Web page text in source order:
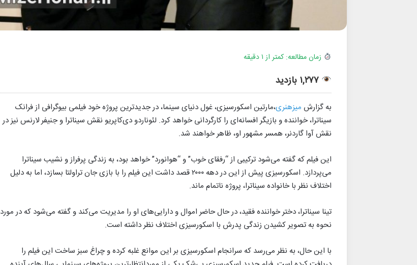
زمان مطالعه: کمتر از ۱ دقیقه
۱,۲۷۷ بازدید
به گزارش میزهنری،مارتین اسکورسیزی، غول دنیای سینما، در جدیدترین پروژه خود فیلمی بیوگرافی از فرانک
سیناترا، خواننده و بازیگر افسانه‌ای را کارگردانی خواهد کرد. لئوناردو دی‌کاپریو نقش سیناترا و جنیفر لارنس نیز در
نقش آوا گاردنر، همسر مشهور او، ظاهر خواهند شد.
این فیلم که گفته می‌شود ترکیبی از “رفقای خوب” و “هوانورد” خواهد بود، به زندگی پرفراز و نشیب سیناترا
می‌پردازد. اسکورسیزی پیش از این در دهه ۲۰۰۰ قصد داشت این فیلم را با بازی جان تراولتا بسازد، اما به دلیل
اختلاف نظر با خانواده سیناترا، پروژه ناتمام ماند.
تینا سیناترا، دختر خواننده فقید، در حال حاضر اموال و دارایی‌های او را مدیریت می‌کند و گفته می‌شود که در مورد
نحوه به تصویر کشیدن زندگی پدرش با اسکورسیزی اختلاف نظر داشته است.
با این حال، به نظر می‌رسد که سرانجام اسکورسیزی بر این موانع غلبه کرده و چراغ سبز ساخت این فیلم را